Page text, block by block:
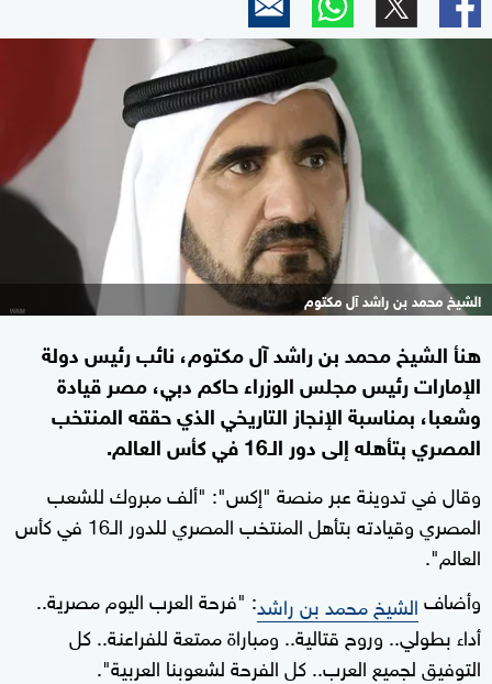
الشيخ محمد بن راشد آل مكتوم
هنأ الشيخ محمد بن راشد آل مكتوم، نائب رئيس دولة
الإمارات رئيس مجلس الوزراء حاكم دبي، مصر قيادة
وشعبا، بمناسبة الإنجاز التاريخي الذي حققه المنتخب
المصري بتأهله إلى دور الـ16 في كأس العالم.
وقال في تدوينة عبر منصة "إكس": "ألف مبروك للشعب
المصري وقيادته بتأهل المنتخب المصري للدور الـ16 في كأس
العالم".
وأضافالشيخ محمد بن راشد: "فرحة العرب اليوم مصرية..
أداء بطولي.. وروح قتالية.. ومباراة ممتعة للفراعنة.. كل
التوفيق لجميع العرب.. كل الفرحة لشعوبنا العربية".